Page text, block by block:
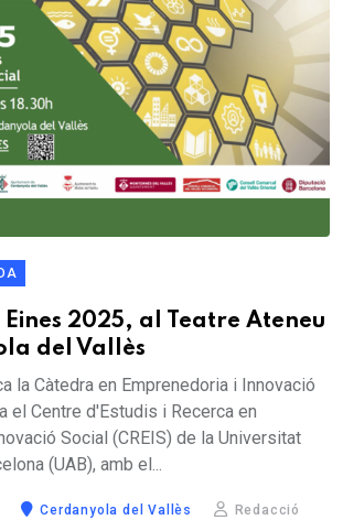
2025, al Teatre Ateneu
del Vallès
la Càtedra en Emprenedoria i Innovació
el Centre d'Estudis i Recerca en
Social (CREIS) de la Universitat
(UAB), amb el...
Cerdanyola del Vallès Redacció